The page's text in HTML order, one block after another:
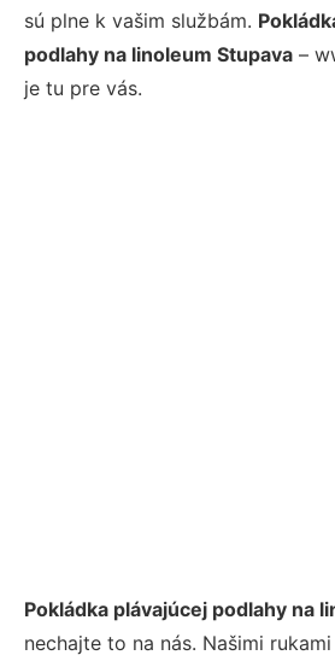
sú plne k vašim službám.
podlahy na linoleum Stupava –
je tu pre vás.
Pokládka plávajúcej podlahy na
nechajte to na nás. Našimi